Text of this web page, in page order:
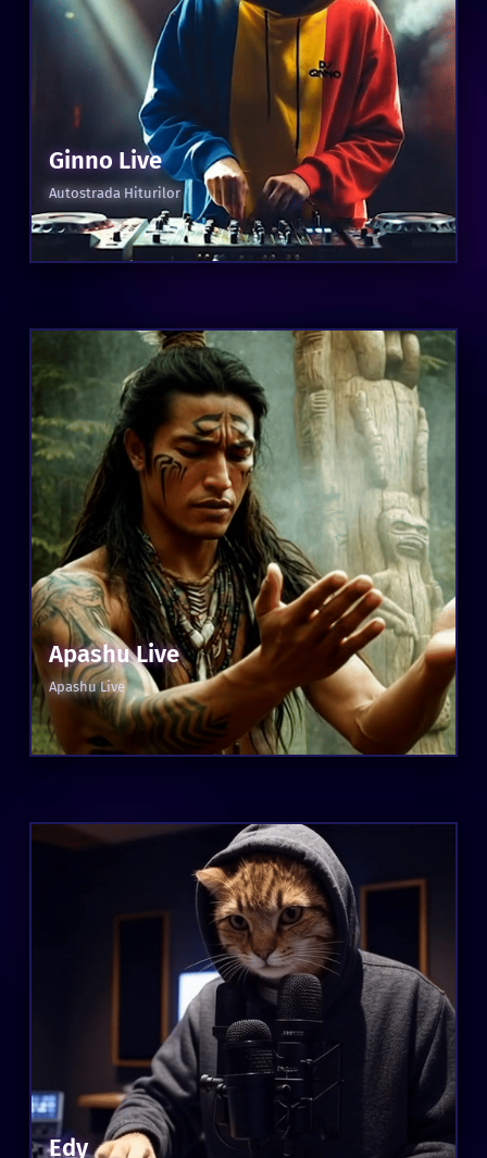
Ginno Live
Autostrada Hiturilor
Apashu Live
Apashu Live
Edy